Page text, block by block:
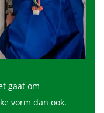
gaat om
vorm dan ook.